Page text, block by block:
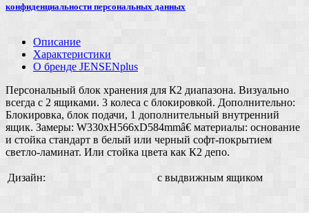
конфиденциальности персональных данных
Описание
Характеристики
О бренде JENSENplus
Персональный блок хранения для К2 диапазона. Визуально
всегда с 2 ящиками. 3 колеса с блокировкой. Дополнительно:
Блокировка, блок подачи, 1 дополнительный внутренний
ящик. Замеры: W330xH566xD584mmâ€ материалы: основание
и стойка стандарт в белый или черный софт-покрытием
светло-ламинат. Или стойка цвета как К2 депо.
Дизайн: с выдвижным ящиком